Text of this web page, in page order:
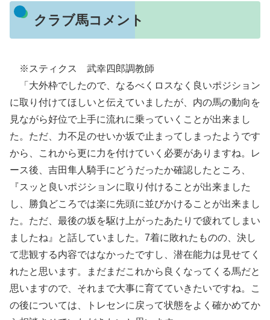
クラブ馬コメント
※スティクス 武幸四郎調教師
「大外枠でしたので、なるべくロスなく良いポジション
に取り付けてほしいと伝えていましたが、内の馬の動向を
見ながら好位で上手に流れに乗っていくことが出来まし
た。ただ、力不足のせいか坂で止まってしまったようです
から、これから更に力を付けていく必要がありますね。レ
ース後、吉田隼人騎手にどうだったか確認したところ、
『スッと良いポジションに取り付けることが出来ました
し、勝負どころでは楽に先頭に並びかけることが出来まし
た。ただ、最後の坂を駆け上がったあたりで疲れてしまい
ましたね』と話していました。7着に敗れたものの、決し
て悲観する内容ではなかったですし、潜在能力は見せてく
れたと思います。まだまだこれから良くなってくる馬だと
思いますので、それまで大事に育てていきたいですね。こ
の後については、トレセンに戻って状態をよく確かめてか